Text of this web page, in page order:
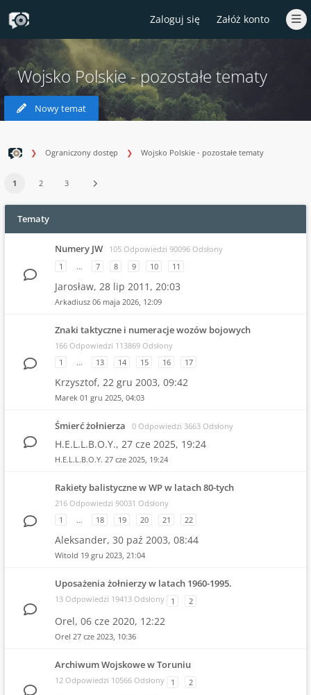
Zaloguj się Załóż konto
Wojsko Polskie - pozostałe tematy
Nowy temat
Ograniczony dostęp Wojsko Polskie - pozostałe tematy
1 2 3
Tematy
Numery JW
105 Odpowiedzi 90096 Odsłony
1
… 7 8 9 10 11
Jarosław, 28 lip 2011, 20:03
Arkadiusz 06 maja 2026, 12:09
Znaki taktyczne i numeracje wozów bojowych
166 Odpowiedzi 113869 Odsłony
1
… 13 14 15 16 17
Krzysztof, 22 gru 2003, 09:42
Marek 01 gru 2025, 04:03
Śmierć żołnierza 0 Odpowiedzi 3663 Odsłony
H.E.L.L.B.O.Y., 27 cze 2025, 19:24
H.E.L.L.B.O.Y. 27 cze 2025, 19:24
Rakiety balistyczne w WP w latach 80-tych
216 Odpowiedzi 90031 Odsłony
1
… 18 19 20 21 22
Aleksander, 30 paź 2003, 08:44
Witold 19 gru 2023, 21:04
Uposażenia żołnierzy w latach 1960-1995.
13 Odpowiedzi 19413 Odsłony 1 2
Orel, 06 cze 2020, 12:22
Orel 27 cze 2023, 10:36
Archiwum Wojskowe w Toruniu
12 Odpowiedzi 10566 Odsłony 1 2